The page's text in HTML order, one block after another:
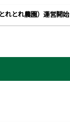
れとれ農園）運営開始